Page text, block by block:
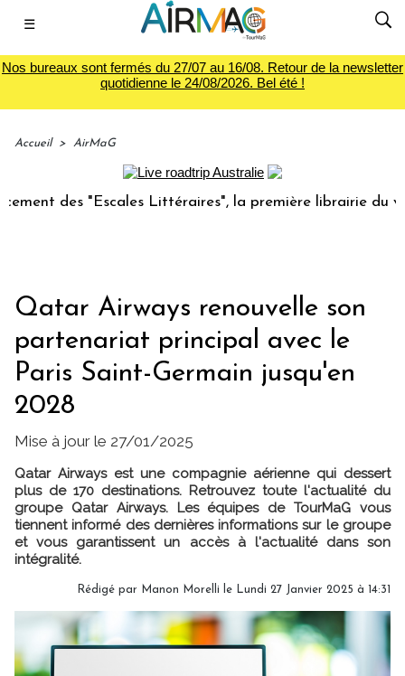
☰
Nos bureaux sont fermés du 27/07 au 16/08. Retour de la newsletter
quotidienne le 24/08/2026. Bel été !
Accueil > AirMaG
Littéraires", la première librairie du voyage Le
Qatar Airways renouvelle son
partenariat principal avec le
Paris Saint-Germain jusqu'en
2028
Mise à jour le 27/01/2025
Qatar Airways est une compagnie aérienne qui dessert
plus de 170 destinations. Retrouvez toute l'actualité du
groupe Qatar Airways. Les équipes de TourMaG vous
tiennent informé des dernières informations sur le groupe
et vous garantissent un accès à l'actualité dans son
intégralité.
Rédigé par Manon Morelli le Lundi 27 Janvier 2025 à 14:31